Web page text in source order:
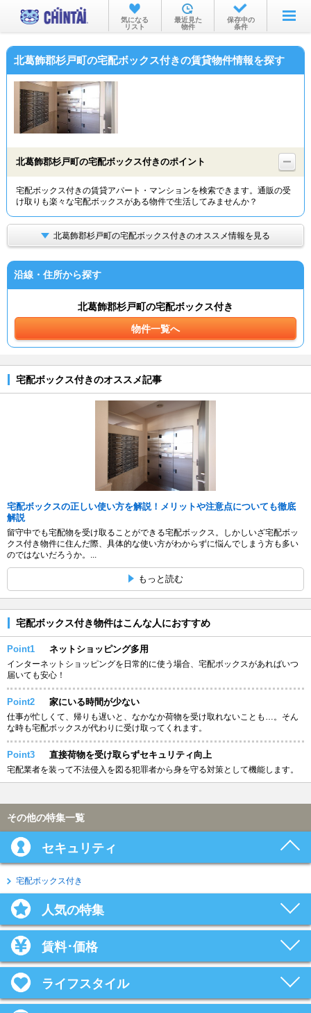
お部屋を探す
沿線・駅から
物件特集から
TOP
気になる
リスト
最近見た
物件
保存中の
条件
北葛飾郡杉戸町の宅配ボックス付きの賃貸物件情報を探す
北葛飾郡杉戸町の宅配ボックス付きのポイント
宅配ボックス付きの賃貸アパート・マンションを検索できます。通販の受
け取りも楽々な宅配ボックスがある物件で生活してみませんか？
北葛飾郡杉戸町の宅配ボックス付きのオススメ情報を見る
沿線・住所から探す
北葛飾郡杉戸町の宅配ボックス付き
物件一覧へ
宅配ボックス付きのオススメ記事
宅配ボックスの正しい使い方を解説！メリットや注意点についても徹底
解説
留守中でも宅配物を受け取ることができる宅配ボックス。しかしいざ宅配ボッ
クス付き物件に住んだ際、具体的な使い方がわからずに悩んでしまう方も多い
のではないだろうか。...
もっと読む
宅配ボックス付き物件はこんな人におすすめ
Point1 ネットショッピング多用
インターネットショッピングを日常的に使う場合、宅配ボックスがあればいつ
届いても安心！
Point2 家にいる時間が少ない
仕事が忙しくて、帰りも遅いと、なかなか荷物を受け取れないことも…。そん
な時も宅配ボックスが代わりに受け取ってくれます。
Point3 直接荷物を受け取らずセキュリティ向上
宅配業者を装って不法侵入を図る犯罪者から身を守る対策として機能します。
その他の特集一覧
セキュリティ
宅配ボックス付き
人気の特集
賃料･価格
ライフスタイル